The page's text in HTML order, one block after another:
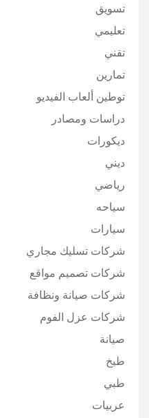
تسويق
تعليمي
تقني
تمارين
توطين ألعاب الفيديو
دراسات ومصادر
ديكورات
ديني
رياضي
سياحه
سيارات
شركات تسليك مجاري
شركات تصميم مواقع
شركات صيانة ونظافة
شركات عزل الفوم
صيانة
طبخ
طبي
عربيات